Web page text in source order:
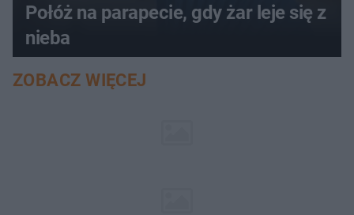
Połóż na parapecie, gdy żar leje się z
nieba
ZOBACZ WIĘCEJ